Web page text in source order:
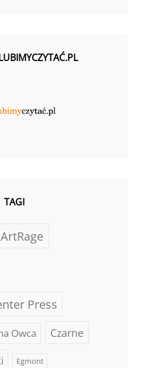
TAGI
ArtRage
Press
Owca
Czarne
Egmont